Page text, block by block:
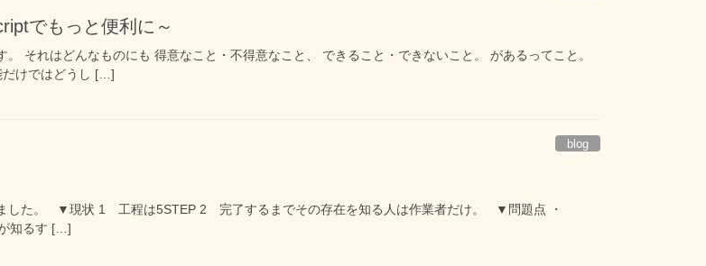
でもっと便利に～
。 それはどんなものにも 得意なこと・不得意なこと、 できること・できないこと。 があるってこと。
だけではどうし […]
blog
ました。 ▼現状 1 工程は5STEP 2 完了するまでその存在を知る人は作業者だけ。 ▼問題点 ・
知るす […]